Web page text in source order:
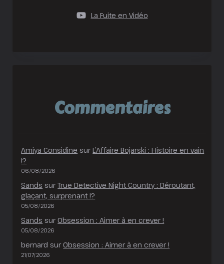
La Fuite en Vidéo
Commentaires
Amiya Considine surL’Affaire Bojarski : Histoire en vain
!?
06/08/2026
Sands surTrue Detective Night Country : Déroutant,
glaçant, surprenant !?
05/08/2026
Sands surObsession : Aimer à en crever !
05/08/2026
bernard surObsession : Aimer à en crever !
21/07/2026